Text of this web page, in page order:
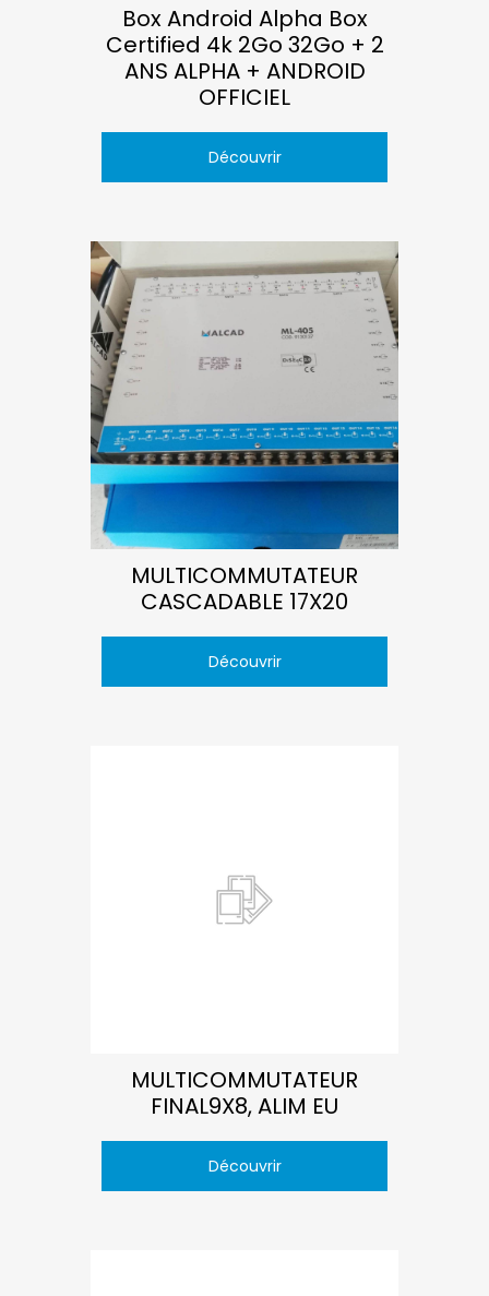
Box Android Alpha Box
Certified 4k 2Go 32Go + 2
ANS ALPHA + ANDROID
OFFICIEL
Découvrir
MULTICOMMUTATEUR
CASCADABLE 17X20
Découvrir
MULTICOMMUTATEUR
FINAL9X8, ALIM EU
Découvrir